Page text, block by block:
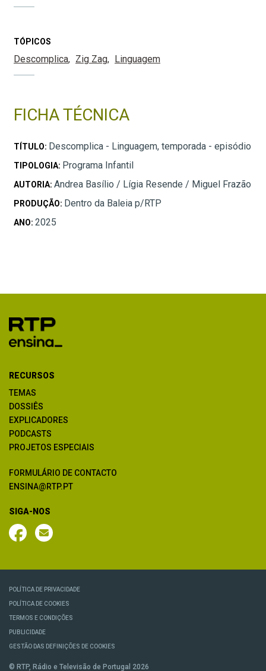
TÓPICOS
Descomplica Zig Zag Linguagem
FICHA TÉCNICA
TÍTULO: Descomplica - Linguagem, temporada - episódio
TIPOLOGIA: Programa Infantil
AUTORIA: Andrea Basílio / Lígia Resende / Miguel Frazão
PRODUÇÃO: Dentro da Baleia p/RTP
ANO: 2025
RECURSOS
TEMAS
DOSSIÊS
EXPLICADORES
PODCASTS
PROJETOS ESPECIAIS
FORMULÁRIO DE CONTACTO
ENSINA@RTP.PT
SIGA-NOS
POLÍTICA DE PRIVACIDADE
POLÍTICA DE COOKIES
TERMOS E CONDIÇÕES
PUBLICIDADE
GESTÃO DAS DEFINIÇÕES DE COOKIES
© RTP, Rádio e Televisão de Portugal 2026